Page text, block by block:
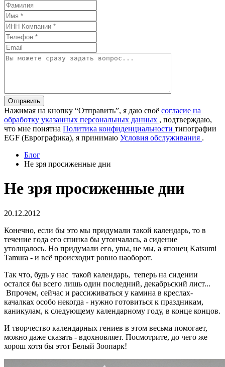
Отправить
Нажимая на кнопку “Отправить”, я даю своё согласие на
обработку указанных персональных данных , подтверждаю,
что мне понятна Политика конфиденциальности типографии
EGF (Еврографика), я принимаю Условия обслуживания .
Блог
Не зря просиженные дни
Не зря просиженные дни
20.12.2012
Конечно, если бы это мы придумали такой календарь, то в
течение года его спинка бы утончалась, а сидение
утолщалось. Но придумали его, увы, не мы, а японец Katsumi
Tamura - и всё происходит ровно наоборот.
Так что, будь у нас такой календарь, теперь на сидении
остался бы всего лишь один последний, декабрьский лист...
Впрочем, сейчас и рассиживаться у камина в креслах-
качалках особо некогда - нужно готовиться к праздникам,
каникулам, к следующему календарному году, в конце концов.
И творчество календарных гениев в этом весьма помогает,
можно даже сказать - вдохновляет. Посмотрите, до чего же
хорош хотя бы этот Белый Зоопарк!